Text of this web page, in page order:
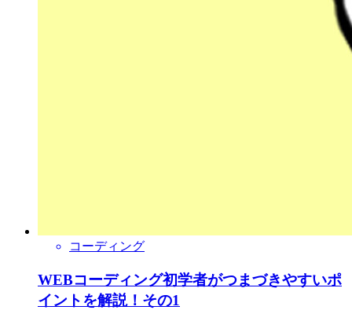
コーディング
WEBコーディング初学者がつまづきやすいポ
イントを解説！その1